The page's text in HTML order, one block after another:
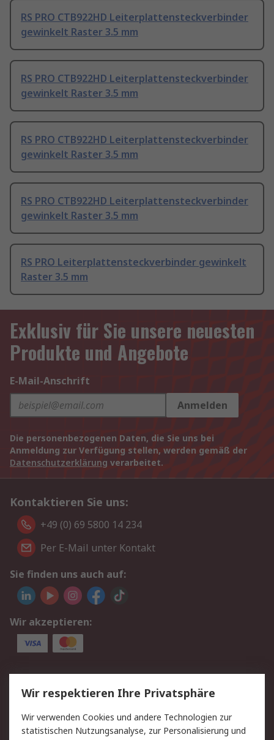
RS PRO CTB922HD Leiterplattensteckverbinder
gewinkelt Raster 3.5 mm
RS PRO CTB922HD Leiterplattensteckverbinder
gewinkelt Raster 3.5 mm
RS PRO CTB922HD Leiterplattensteckverbinder
gewinkelt Raster 3.5 mm
RS PRO CTB922HD Leiterplattensteckverbinder
gewinkelt Raster 3.5 mm
RS PRO Leiterplattensteckverbinder gewinkelt
Raster 3.5 mm
Exklusiv für Sie unsere neuesten
Produkte und Angebote
E-Mail-Anschrift
Anmelden
Die personenbezogenen Daten, die Sie uns bei
Anmeldung zur Verfügung stellen, werden gemäß der
Datenschutzerklärung verarbeitet.
Kontaktieren Sie uns:
+49 (0) 69 5800 14 234
Per E-Mail unter Kontakt
Sie finden uns auch auf:
Wir akzeptieren:
Service
Value Added Services
Lieferlösungen
Rücksendungen
Kontakt
Hilfe
Privatkunden
Wir respektieren Ihre Privatsphäre
Wir verwenden Cookies und andere Technologien zur
statistischen Nutzungsanalyse, zur Personalisierung und